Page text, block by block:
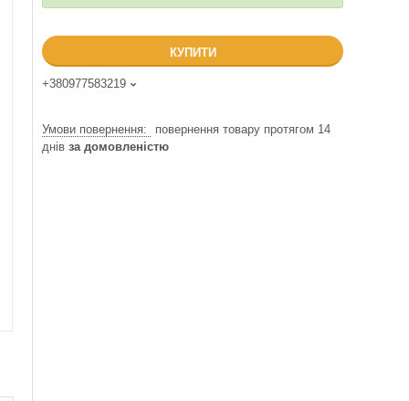
КУПИТИ
+380977583219
повернення товару протягом 14
днів за домовленістю